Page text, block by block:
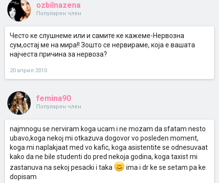
ozbilnazena
Популарен член
Често ке слушнеме или и самите ке кажеме-Нервозна
сум,остај ме на мира!! Зошто се нервираме, која е вашата
најчеста причина за нервоза?
20 април 2010
femina90
Популарен член
najmnogu se nerviram koga ucam i ne mozam da sfatam nesto
ubavo,koga nekoj mi otkazuva dogovor vo posleden moment,
koga mi naplakjaat med vo kafic, koga asistentite se odnesuvaat
kako da ne bile studenti do pred nekoja godina, koga taxist mi
zastanuva na sekoj pesacki i taka
ima i dr ke se setam pa ke
dopisam